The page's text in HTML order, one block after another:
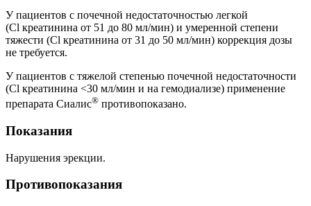
У пациентов с почечной недостаточностью легкой
(Cl креатинина от 51 до 80 мл/мин) и умеренной степени
тяжести (Cl креатинина от 31 до 50 мл/мин) коррекция дозы
не требуется.
У пациентов с тяжелой степенью почечной недостаточности
(Cl креатинина <30 мл/мин и на гемодиализе) применение
препарата Сиалис® противопоказано.
Показания
Нарушения эрекции.
Противопоказания